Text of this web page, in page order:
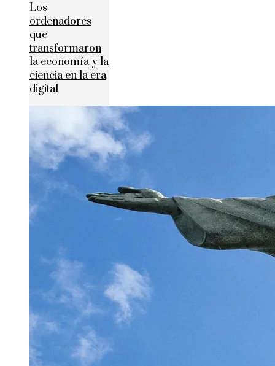
Los
ordenadores
que
transformaron
la economía y la
ciencia en la era
digital